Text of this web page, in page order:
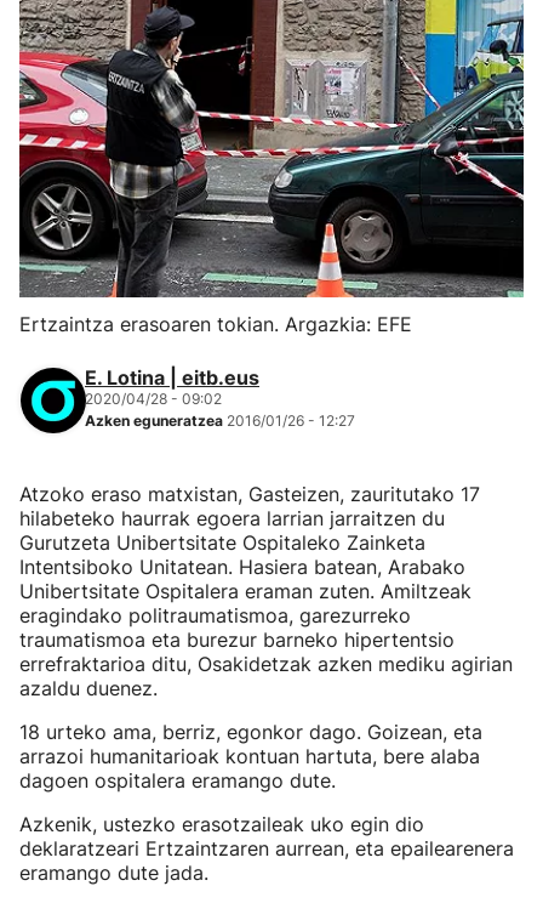
Ertzaintza erasoaren tokian. Argazkia: EFE
E. Lotina | eitb.eus
2020/04/28 - 09:02
Azken eguneratzea 2016/01/26 - 12:27
Atzoko eraso matxistan, Gasteizen, zauritutako 17
hilabeteko haurrak egoera larrian jarraitzen du
Gurutzeta Unibertsitate Ospitaleko Zainketa
Intentsiboko Unitatean. Hasiera batean, Arabako
Unibertsitate Ospitalera eraman zuten. Amiltzeak
eragindako politraumatismoa, garezurreko
traumatismoa eta burezur barneko hipertentsio
errefraktarioa ditu, Osakidetzak azken mediku agirian
azaldu duenez.
18 urteko ama, berriz, egonkor dago. Goizean, eta
arrazoi humanitarioak kontuan hartuta, bere alaba
dagoen ospitalera eramango dute.
Azkenik, ustezko erasotzaileak uko egin dio
deklaratzeari Ertzaintzaren aurrean, eta epailearenera
eramango dute jada.